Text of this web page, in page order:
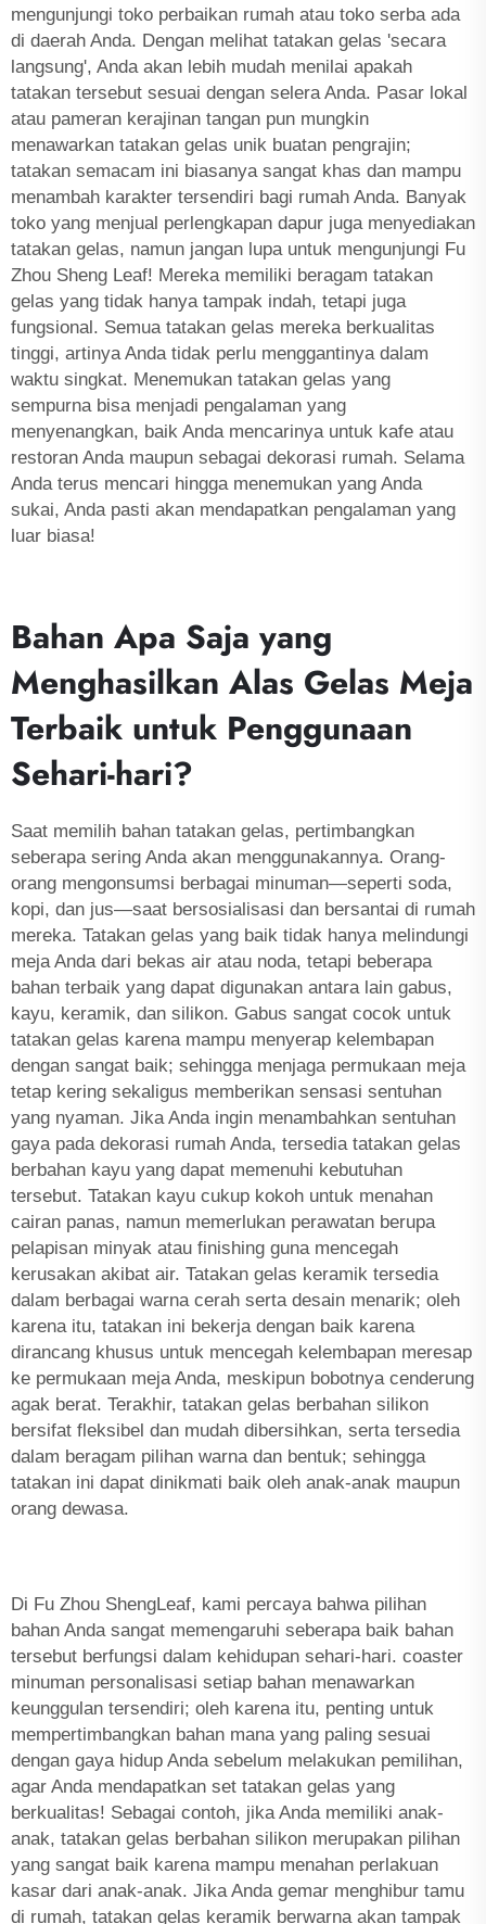
mengunjungi toko perbaikan rumah atau toko serba ada
di daerah Anda. Dengan melihat tatakan gelas 'secara
langsung', Anda akan lebih mudah menilai apakah
tatakan tersebut sesuai dengan selera Anda. Pasar lokal
atau pameran kerajinan tangan pun mungkin
menawarkan tatakan gelas unik buatan pengrajin;
tatakan semacam ini biasanya sangat khas dan mampu
menambah karakter tersendiri bagi rumah Anda. Banyak
toko yang menjual perlengkapan dapur juga menyediakan
tatakan gelas, namun jangan lupa untuk mengunjungi Fu
Zhou Sheng Leaf! Mereka memiliki beragam tatakan
gelas yang tidak hanya tampak indah, tetapi juga
fungsional. Semua tatakan gelas mereka berkualitas
tinggi, artinya Anda tidak perlu menggantinya dalam
waktu singkat. Menemukan tatakan gelas yang
sempurna bisa menjadi pengalaman yang
menyenangkan, baik Anda mencarinya untuk kafe atau
restoran Anda maupun sebagai dekorasi rumah. Selama
Anda terus mencari hingga menemukan yang Anda
sukai, Anda pasti akan mendapatkan pengalaman yang
luar biasa!
Bahan Apa Saja yang
Menghasilkan Alas Gelas Meja
Terbaik untuk Penggunaan
Sehari-hari?
Saat memilih bahan tatakan gelas, pertimbangkan
seberapa sering Anda akan menggunakannya. Orang-
orang mengonsumsi berbagai minuman—seperti soda,
kopi, dan jus—saat bersosialisasi dan bersantai di rumah
mereka. Tatakan gelas yang baik tidak hanya melindungi
meja Anda dari bekas air atau noda, tetapi beberapa
bahan terbaik yang dapat digunakan antara lain gabus,
kayu, keramik, dan silikon. Gabus sangat cocok untuk
tatakan gelas karena mampu menyerap kelembapan
dengan sangat baik; sehingga menjaga permukaan meja
tetap kering sekaligus memberikan sensasi sentuhan
yang nyaman. Jika Anda ingin menambahkan sentuhan
gaya pada dekorasi rumah Anda, tersedia tatakan gelas
berbahan kayu yang dapat memenuhi kebutuhan
tersebut. Tatakan kayu cukup kokoh untuk menahan
cairan panas, namun memerlukan perawatan berupa
pelapisan minyak atau finishing guna mencegah
kerusakan akibat air. Tatakan gelas keramik tersedia
dalam berbagai warna cerah serta desain menarik; oleh
karena itu, tatakan ini bekerja dengan baik karena
dirancang khusus untuk mencegah kelembapan meresap
ke permukaan meja Anda, meskipun bobotnya cenderung
agak berat. Terakhir, tatakan gelas berbahan silikon
bersifat fleksibel dan mudah dibersihkan, serta tersedia
dalam beragam pilihan warna dan bentuk; sehingga
tatakan ini dapat dinikmati baik oleh anak-anak maupun
orang dewasa.
Di Fu Zhou ShengLeaf, kami percaya bahwa pilihan
bahan Anda sangat memengaruhi seberapa baik bahan
tersebut berfungsi dalam kehidupan sehari-hari. coaster
minuman personalisasi setiap bahan menawarkan
keunggulan tersendiri; oleh karena itu, penting untuk
mempertimbangkan bahan mana yang paling sesuai
dengan gaya hidup Anda sebelum melakukan pemilihan,
agar Anda mendapatkan set tatakan gelas yang
berkualitas! Sebagai contoh, jika Anda memiliki anak-
anak, tatakan gelas berbahan silikon merupakan pilihan
yang sangat baik karena mampu menahan perlakuan
kasar dari anak-anak. Jika Anda gemar menghibur tamu
di rumah, tatakan gelas keramik berwarna akan tampak